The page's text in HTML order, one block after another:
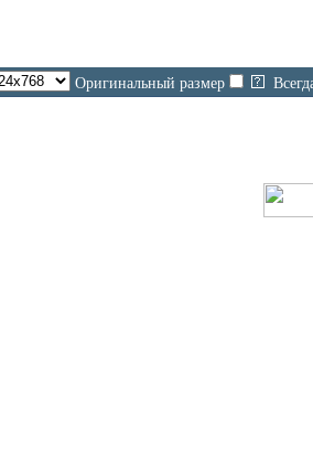
Оригинальный размер